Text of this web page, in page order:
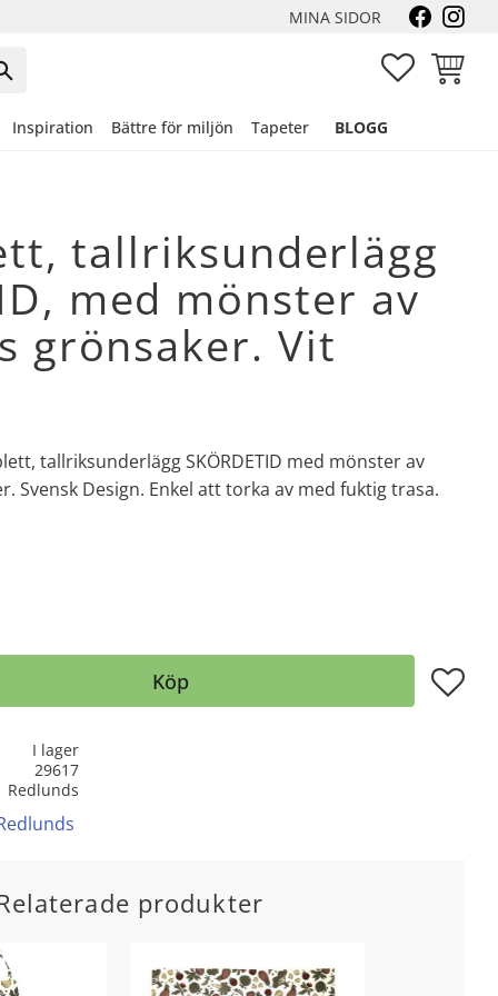
MINA SIDOR
FAVORITER
Inspiration Bättre för miljön Tapeter BLOGG
tallriksunderlägg
med mönster av
grönsaker. Vit
tallriksunderlägg SKÖRDETID med mönster av
Svensk Design. Enkel att torka av med fuktig trasa.
Köp Lägg
I lager
29617
Redlunds
produkter